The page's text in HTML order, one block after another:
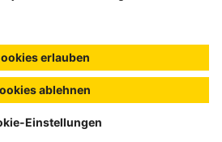
Unsere Inhalte: Standards und
Meldung
DERTOUR Austria GmbH